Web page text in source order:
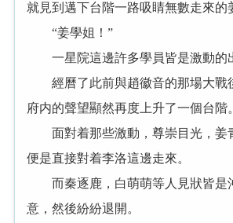
就見到邁下台階一路吸睛無數走來的
“姜學姐！”
一星院這邊許多學員皆是激動的
經曆了此前與趙徽音的那場大戰
府内的聲望顯然再度上升了一個台階。
面對着那些激動，尊崇目光，姜
便是直接對着李洛這邊走來。
而秦逐鹿，白萌萌等人見狀皆是
意，然後紛紛退開。